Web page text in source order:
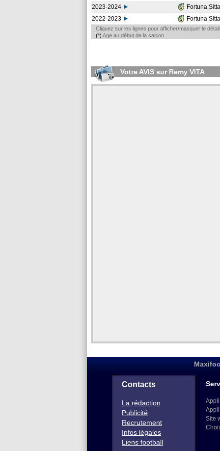
2023-2024
Fortuna
2022-2023
Fortuna
Cliquez sur les lignes pour afficher/masquer le
(*) Age au début de la saison
Votre AVIS sur Remy VITA
Contacts
La rédaction
Publicité
Recrutement
Infos légales
Liens football
Site